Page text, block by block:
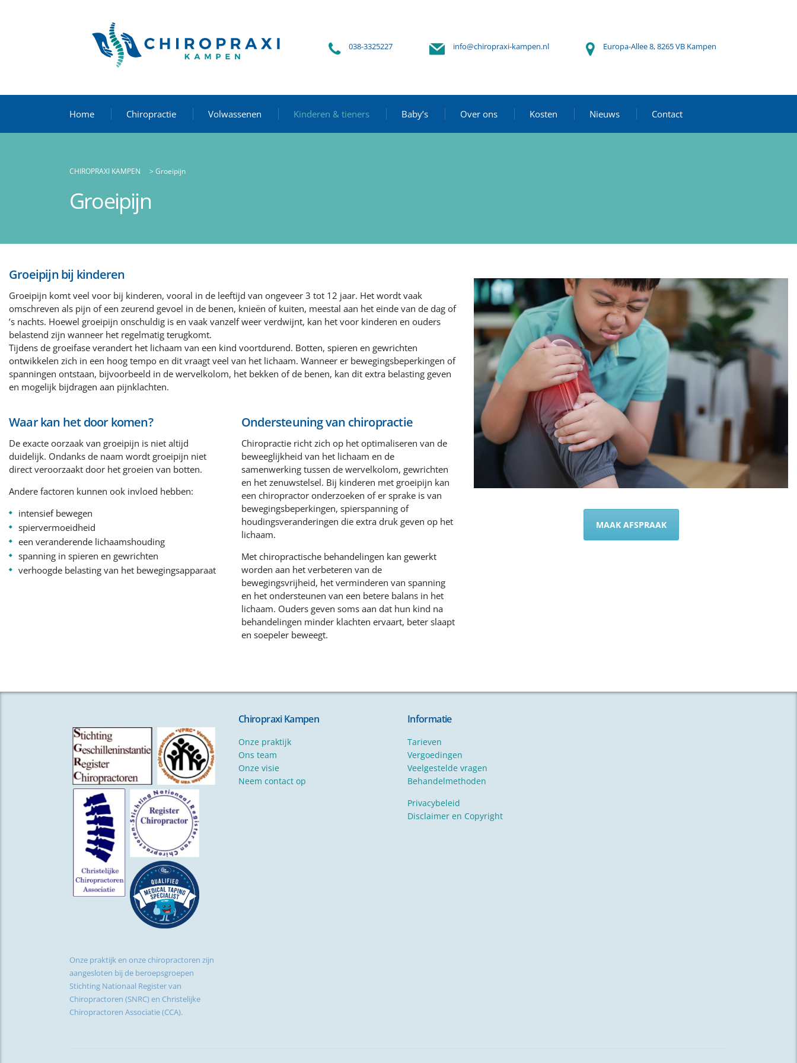
038-3325227 info@chiropraxi-kampen.nl Europa-Allee 8, 8265 VB Kampen
Home Chiropractie Volwassenen Kinderen & tieners Baby’s Over ons Kosten Nieuws Contact
CHIROPRAXI KAMPEN > Groeipijn
Groeipijn
Groeipijn bij kinderen
Groeipijn komt veel voor bij kinderen, vooral in de leeftijd van ongeveer 3 tot 12 jaar. Het wordt vaak
omschreven als pijn of een zeurend gevoel in de benen, knieën of kuiten, meestal aan het einde van de dag of
’s nachts. Hoewel groeipijn onschuldig is en vaak vanzelf weer verdwijnt, kan het voor kinderen en ouders
belastend zijn wanneer het regelmatig terugkomt.
Tijdens de groeifase verandert het lichaam van een kind voortdurend. Botten, spieren en gewrichten
ontwikkelen zich in een hoog tempo en dit vraagt veel van het lichaam. Wanneer er bewegingsbeperkingen of
spanningen ontstaan, bijvoorbeeld in de wervelkolom, het bekken of de benen, kan dit extra belasting geven
en mogelijk bijdragen aan pijnklachten.
Waar kan het door komen?
De exacte oorzaak van groeipijn is niet altijd
duidelijk. Ondanks de naam wordt groeipijn niet
direct veroorzaakt door het groeien van botten.
Andere factoren kunnen ook invloed hebben:
intensief bewegen
spiervermoeidheid
een veranderende lichaamshouding
spanning in spieren en gewrichten
verhoogde belasting van het bewegingsapparaat
Ondersteuning van chiropractie
Chiropractie richt zich op het optimaliseren van de
beweeglijkheid van het lichaam en de
samenwerking tussen de wervelkolom, gewrichten
en het zenuwstelsel. Bij kinderen met groeipijn kan
een chiropractor onderzoeken of er sprake is van
bewegingsbeperkingen, spierspanning of
houdingsveranderingen die extra druk geven op het
lichaam.
Met chiropractische behandelingen kan gewerkt
worden aan het verbeteren van de
bewegingsvrijheid, het verminderen van spanning
en het ondersteunen van een betere balans in het
lichaam. Ouders geven soms aan dat hun kind na
behandelingen minder klachten ervaart, beter slaapt
en soepeler beweegt.
MAAK AFSPRAAK
Onze praktijk en onze chiropractoren zijn
aangesloten bij de beroepsgroepen
Stichting Nationaal Register van
Chiropractoren (SNRC) en Christelijke
Chiropractoren Associatie (CCA).
Chiropraxi Kampen
Onze praktijk
Ons team
Onze visie
Neem contact op
Informatie
Tarieven
Vergoedingen
Veelgestelde vragen
Behandelmethoden
Privacybeleid
Disclaimer en Copyright